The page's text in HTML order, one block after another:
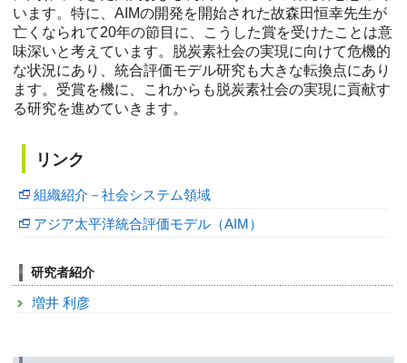
います。特に、AIMの開発を開始された故森田恒幸先生が
亡くなられて20年の節目に、こうした賞を受けたことは意
味深いと考えています。脱炭素社会の実現に向けて危機的
な状況にあり、統合評価モデル研究も大きな転換点にあり
ます。受賞を機に、これからも脱炭素社会の実現に貢献す
る研究を進めていきます。
リンク
組織紹介－社会システム領域
アジア太平洋統合評価モデル（AIM）
研究者紹介
増井 利彦